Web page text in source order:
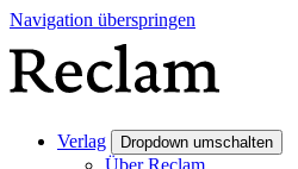
Navigation überspringen
Verlag Dropdown umschalten
Über Reclam